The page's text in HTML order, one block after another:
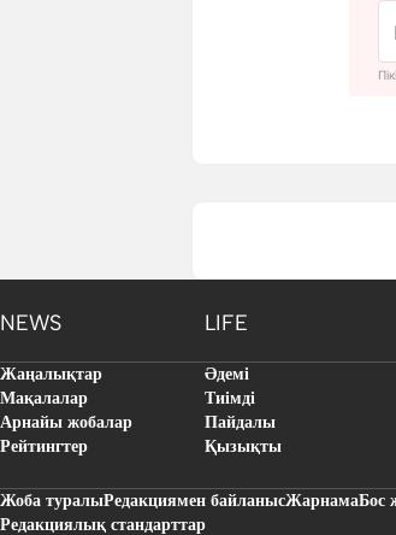
NEWS LIFE
Жаңалықтар
Мақалалар
Арнайы жобалар
Рейтингтер
Әдемі
Тиімді
Пайдалы
Қызықты
Жоба туралыРедакциямен байланысЖарнамаБос
Редакциялық стандарттар